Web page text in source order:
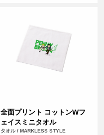
全面プリント コットンWフ
ェイスミニタオル
タオル / MARKLESS STYLE